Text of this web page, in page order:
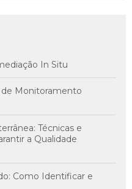
In Situ
de Monitoramento
Técnicas e
a Qualidade
Como Identificar e